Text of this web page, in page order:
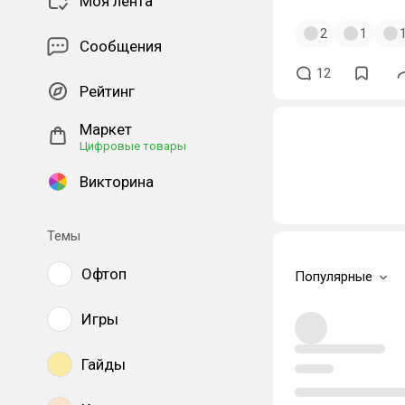
Сообщения
Рейтинг
Маркет
Цифровые товары
Викторина
Темы
Офтоп
Игры
Гайды
2 1
12
Популярные